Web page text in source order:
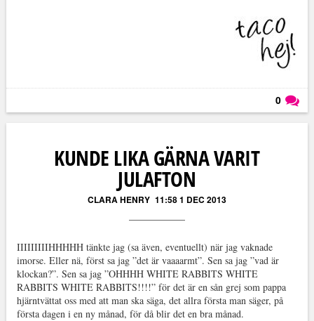
0
KUNDE LIKA GÄRNA VARIT
JULAFTON
CLARA HENRY 11:58 1 DEC 2013
IIIIIIIIIHHHHH tänkte jag (sa även, eventuellt) när jag vaknade
imorse. Eller nä, först sa jag ”det är vaaaarmt”. Sen sa jag ”vad är
klockan?”. Sen sa jag ”OHHHH WHITE RABBITS WHITE
RABBITS WHITE RABBITS!!!!” för det är en sån grej som pappa
hjärntvättat oss med att man ska säga, det allra första man säger, på
första dagen i en ny månad, för då blir det en bra månad.